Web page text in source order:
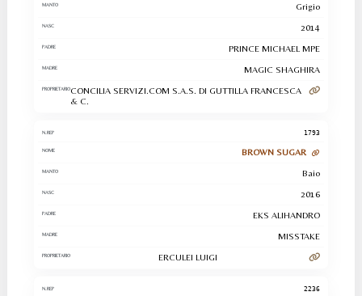
Grigio
2014
PRINCE MICHAEL MPE
MAGIC SHAGHIRA
CONCILIA SERVIZI.COM S.A.S. DI GUTTILLA FRANCESCA
& C.
1793
BROWN SUGAR
Baio
2016
EKS ALIHANDRO
MISSTAKE
ERCULEI LUIGI
2236